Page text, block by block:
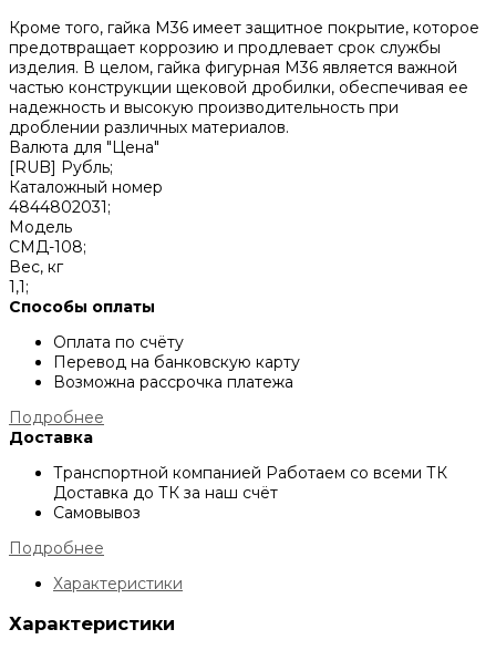
Кроме того, гайка М36 имеет защитное покрытие, которое
предотвращает коррозию и продлевает срок службы
изделия. В целом, гайка фигурная М36 является важной
частью конструкции щековой дробилки, обеспечивая ее
надежность и высокую производительность при
дроблении различных материалов.
Валюта для "Цена"
[RUB] Рубль;
Каталожный номер
4844802031;
Модель
СМД-108;
Вес, кг
1,1;
Способы оплаты
Оплата по счёту
Перевод на банковскую карту
Возможна рассрочка платежа
Подробнее
Доставка
Транспортной компанией Работаем со всеми ТК
Доставка до ТК за наш счёт
Самовывоз
Подробнее
Характеристики
Характеристики